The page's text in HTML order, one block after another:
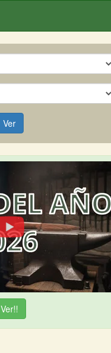
Ver
Ver!!